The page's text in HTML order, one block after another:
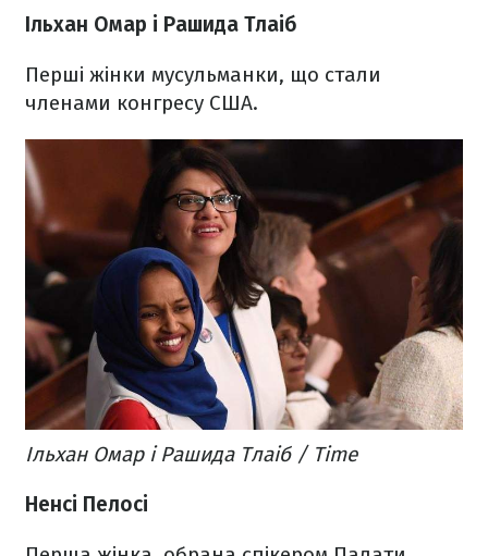
Ільхан Омар і Рашида Тлаіб
Перші жінки мусульманки, що стали
членами конгресу США.
Ільхан Омар і Рашида Тлаіб / Time
Ненсі Пелосі